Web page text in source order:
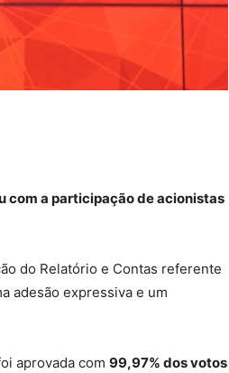
com a participação de acionistas
do Relatório e Contas referente
adesão expressiva e um
aprovada com 99,97% dos votos